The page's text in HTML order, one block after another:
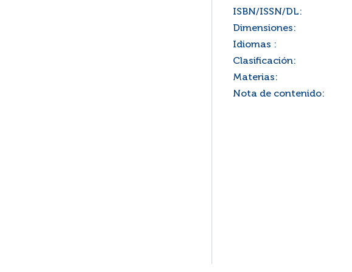
ISBN/ISSN/DL:
Dimensiones:
Idiomas :
Clasificación:
Materias:
Nota de contenido: